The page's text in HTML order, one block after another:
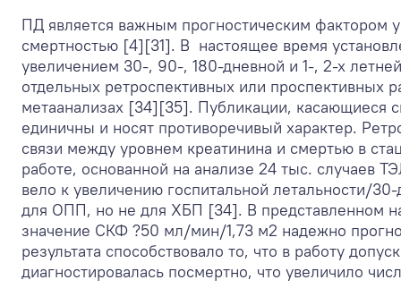
ПД является важным прогностическим фактором
смертностью [4][31]. В настоящее время
увеличением 30-, 90-, 180-дневной и 1-, 2-х
отдельных ретроспективных или
метаанализах [34][35]. Публикации, касающиеся
единичны и носят противоречивый характер.
связи между уровнем креатинина и смертью в
работе, основанной на анализе 24 тыс. случаев
вело к увеличению госпитальной летальности/
для ОПП, но не для ХБП [34]. В представленном
значение СКФ ?50 мл/мин/1,73 м2 надежно
результата способствовало то, что в работу
диагностировалась посмертно, что увеличило